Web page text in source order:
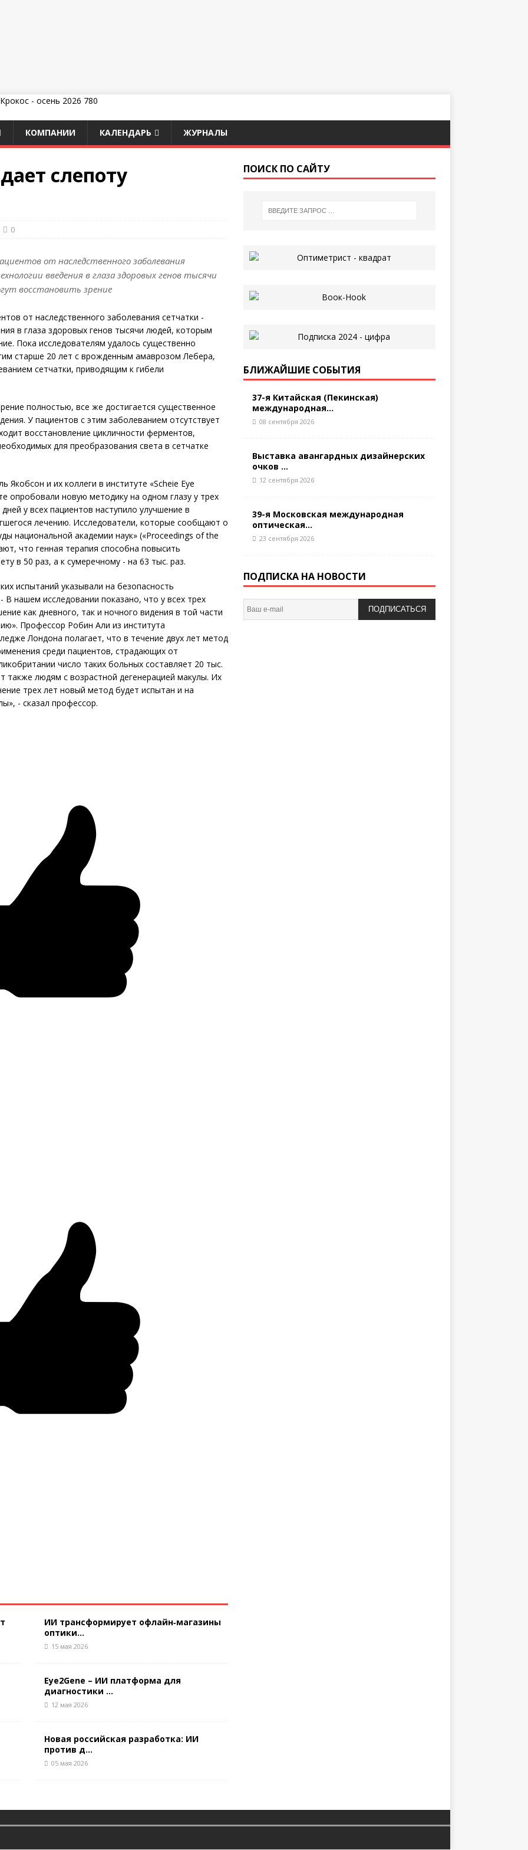
КОМПАНИИ КАЛЕНДАРЬ ЖУРНАЛЫ
слепоту
0
от наследственного заболевания
введения в глаза здоровых генов тысячи
восстановить зрение
от наследственного заболевания сетчатки -
в глаза здоровых генов тысячи людей, которым
Пока исследователям удалось существенно
старше 20 лет с врожденным амаврозом Лебера,
сетчатки, приводящим к гибели
полностью, все же достигается существенное
У пациентов с этим заболеванием отсутствует
восстановление цикличности ферментов,
для преобразования света в сетчатке
и их коллеги в институте «Scheie Eye
опробовали новую методику на одном глазу у трех
у всех пациентов наступило улучшение в
лечению. Исследователи, которые сообщают о
национальной академии наук» («Proceedings of the
что генная терапия способна повысить
в 50 раз, а к сумеречному - на 63 тыс. раз.
испытаний указывали на безопасность
нашем исследовании показано, что у всех трех
как дневного, так и ночного видения в той части
Профессор Робин Али из института
Лондона полагает, что в течение двух лет метод
среди пациентов, страдающих от
число таких больных составляет 20 тыс.
людям с возрастной дегенерацией макулы. Их
трех лет новый метод будет испытан и на
- сказал профессор.
ИИ трансформирует офлайн‑магазины
оптики...
15 мая 2026
Eye2Gene – ИИ платформа для
диагностики ...
12 мая 2026
Новая российская разработка: ИИ
против д...
05 мая 2026
ПОИСК ПО САЙТУ
БЛИЖАЙШИЕ СОБЫТИЯ
37-я Китайская (Пекинская)
международная...
08 сентября 2026
Выставка авангардных дизайнерских
очков ...
12 сентября 2026
39-я Московская международная
оптическая...
23 сентября 2026
ПОДПИСКА НА НОВОСТИ
ПОДПИСАТЬСЯ